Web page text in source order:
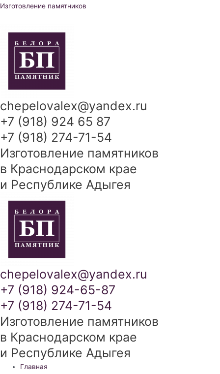
Перейти
Изготовление памятников
chepelovalex@yandex.ru
+7 (918) 924 65 87
+7 (918) 274-71-54
Изготовление памятников
в Краснодарском крае
и Республике Адыгея
chepelovalex@yandex.ru
+7 (918) 924-65-87
+7 (918) 274-71-54
Изготовление памятников
в Краснодарском крае
и Республике Адыгея
Меню
Главная